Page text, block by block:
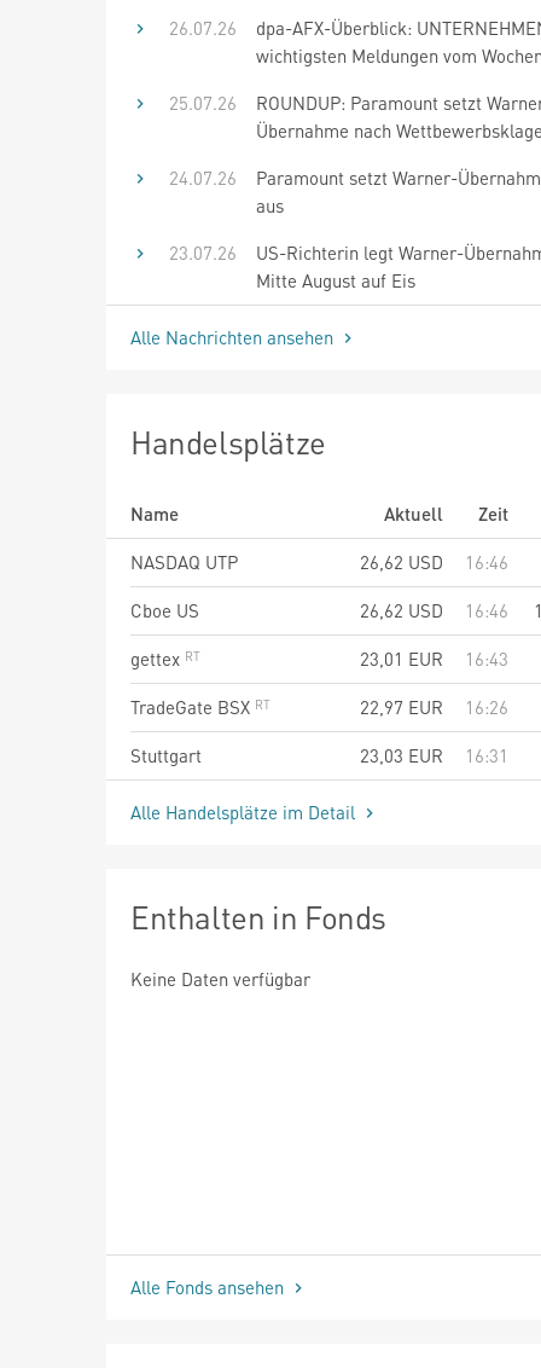
26.07.26
dpa-AFX-Überblick:
wichtigsten Meldungen vom
25.07.26
ROUNDUP: Paramount setzt
Übernahme nach
24.07.26
Paramount setzt Warner-
aus
23.07.26
US-Richterin legt Warner-
Mitte August auf Eis
Alle Nachrichten ansehen
Handelsplätze
Name Aktuell
Zeit
NASDAQ UTP
26,62 USD
16:46
Cboe US
26,62 USD 16:46
gettex
23,01 EUR
16:43
TradeGate BSX
22,97 EUR
16:26
Stuttgart
23,03 EUR 16:31
Alle Handelsplätze im Detail
Enthalten in Fonds
Keine Daten verfügbar
Alle Fonds ansehen